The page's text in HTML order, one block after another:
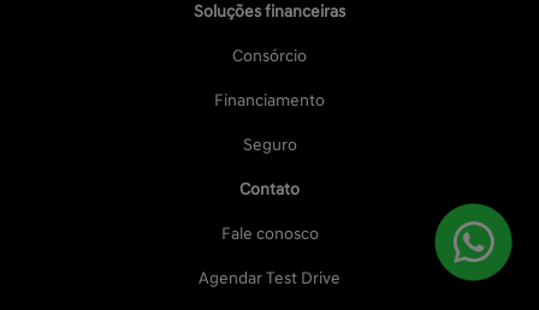
Soluções financeiras
Consórcio
Financiamento
Seguro
Contato
Fale conosco
Agendar Test Drive